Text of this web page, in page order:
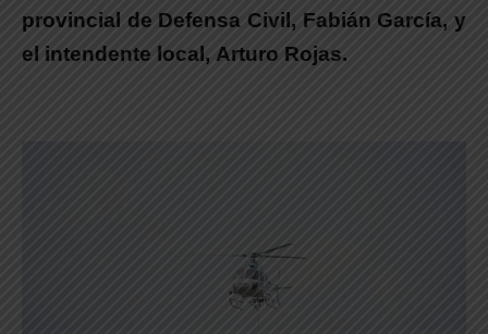
provincial de Defensa Civil, Fabián García, y
el intendente local, Arturo Rojas.